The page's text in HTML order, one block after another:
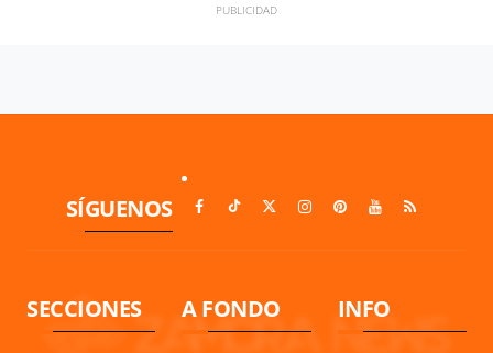
SÍGUENOS
SECCIONES A FONDO INFO